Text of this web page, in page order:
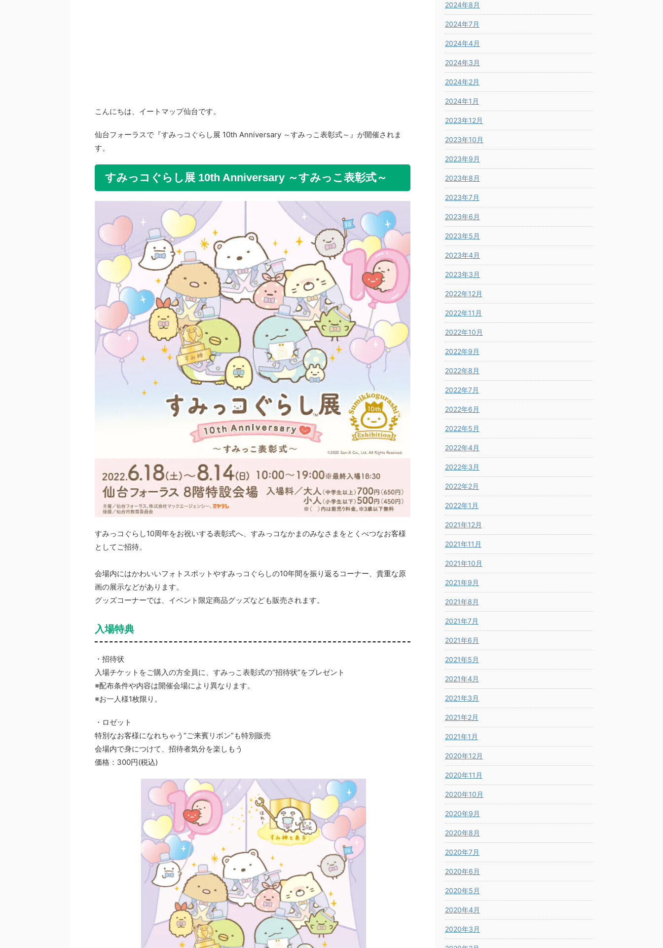
こんにちは、イートマップ仙台です。
仙台フォーラスで『すみっコぐらし展 10th Anniversary ～すみっこ表彰式～』が開催されま
す。
すみっコぐらし展 10th Anniversary ～すみっこ表彰式～
すみっコぐらし10周年をお祝いする表彰式へ、すみっコなかまのみなさまをとくべつなお客様
としてご招待。
会場内にはかわいいフォトスポットやすみっコぐらしの10年間を振り返るコーナー、貴重な原
画の展示などがあります。
グッズコーナーでは、イベント限定商品グッズなども販売されます。
入場特典
・招待状
入場チケットをご購入の方全員に、すみっこ表彰式の“招待状”をプレゼント
※配布条件や内容は開催会場により異なります。
※お一人様1枚限り。
・ロゼット
特別なお客様になれちゃう“ご来賓リボン”も特別販売
会場内で身につけて、招待者気分を楽しもう
価格：300円(税込)
2024年8月
2024年7月
2024年4月
2024年3月
2024年2月
2024年1月
2023年12月
2023年10月
2023年9月
2023年8月
2023年7月
2023年6月
2023年5月
2023年4月
2023年3月
2022年12月
2022年11月
2022年10月
2022年9月
2022年8月
2022年7月
2022年6月
2022年5月
2022年4月
2022年3月
2022年2月
2022年1月
2021年12月
2021年11月
2021年10月
2021年9月
2021年8月
2021年7月
2021年6月
2021年5月
2021年4月
2021年3月
2021年2月
2021年1月
2020年12月
2020年11月
2020年10月
2020年9月
2020年8月
2020年7月
2020年6月
2020年5月
2020年4月
2020年3月